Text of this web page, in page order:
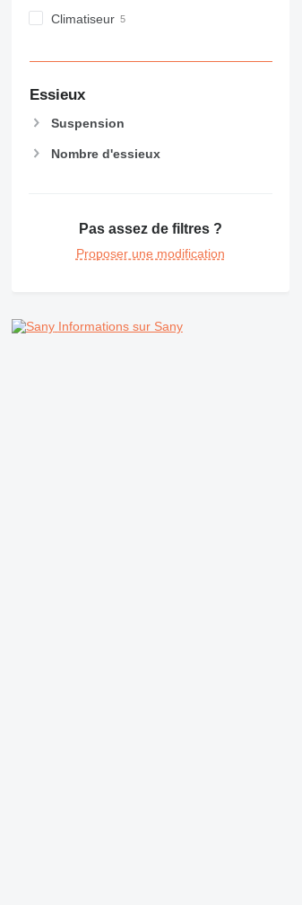
Climatiseur
Essieux
Suspension
Nombre d'essieux
Pas assez de filtres ?
Proposer une modification
Informations sur Sany